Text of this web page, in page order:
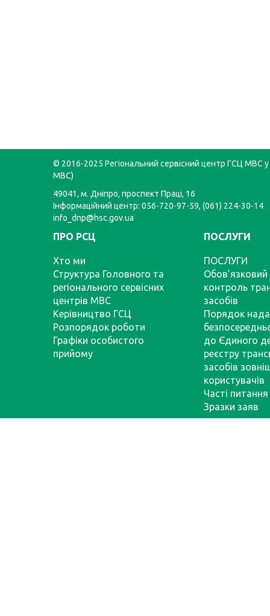
© 2016-2025 Регіональний сервісний центр ГСЦ МВС у
МВС)
49041, м. Дніпро, проспект Праці, 16
Інформаційний центр: 056-720-97-59, (061) 224-30-14
info_dnp@hsc.gov.ua
ПРО РСЦ
Хто ми
Структура Головного та
регіонального сервісних
центрів МВС
Керівництво ГСЦ
Розпорядок роботи
Графіки особистого
прийому
ПОСЛУГИ
ПОСЛУГИ
Обов’язковий
контроль
засобів
Порядок
до Єдиного
реєстру
засобів
користувачів
Часті питання
Зразки заяв